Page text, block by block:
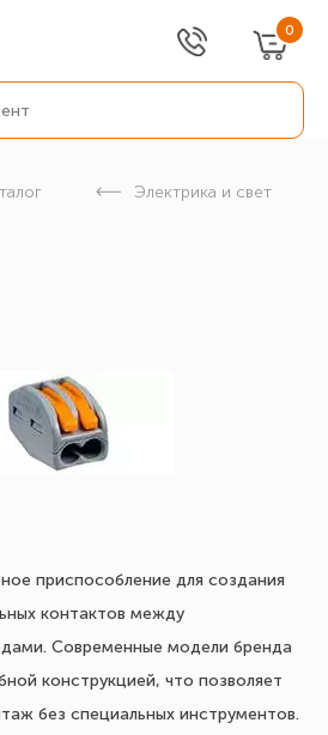
0
Электрика и свет
приспособление для создания
контактов между
Современные модели бренда
конструкцией, что позволяет
без специальных инструментов.